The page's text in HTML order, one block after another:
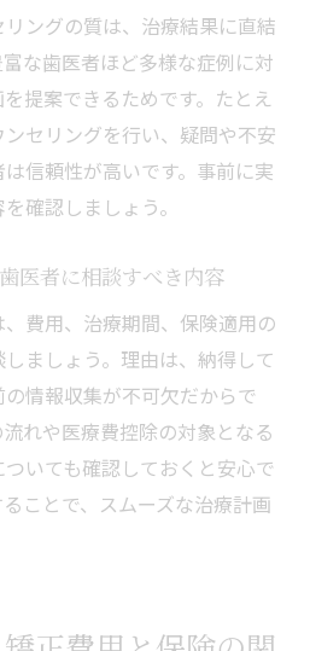
治療後の満足感も歯医者に
る費用を抑える矯正治療の
対効果を歯医者に相談する
の医療費控除活用法
れる医療費控除の基本知識
療費控除申請を歯医者に相
る医療費控除の適用条件と
けるための領収書管理のコ
ングの質は、治療結果に直結
な歯医者ほど多様な症例に対
提案できるためです。たとえ
セリングを行い、疑問や不安
信頼性が高いです。事前に実
確認しましょう。
医者に相談すべき内容
費用、治療期間、保険適用の
ましょう。理由は、納得して
情報収集が不可欠だからで
れや医療費控除の対象となる
いても確認しておくと安心で
ことで、スムーズな治療計画